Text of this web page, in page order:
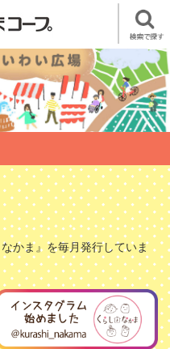
かま』を毎月発行していま